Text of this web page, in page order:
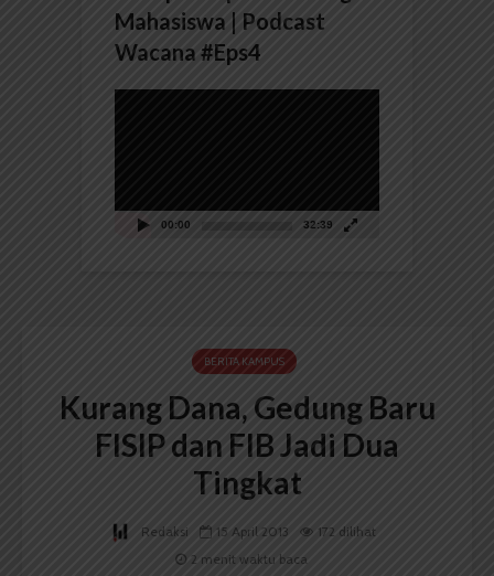
Mahasiswa | Podcast
Wacana #Eps4
00:00 32:39
BERITA KAMPUS
Kurang Dana, Gedung Baru
FISIP dan FIB Jadi Dua
Tingkat
Redaksi 15 April 2013
172 dilihat
2 menit waktu baca